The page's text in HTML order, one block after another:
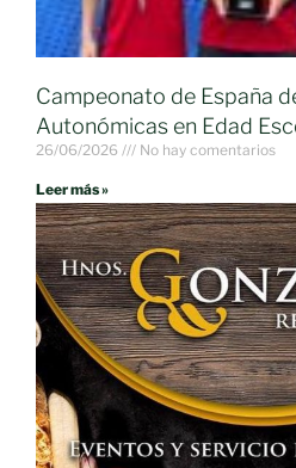
Campeonato de España
Autonómicas en Edad
26/06/2026 No hay comentarios
Leer más »